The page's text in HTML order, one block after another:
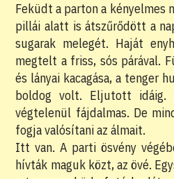
Feküdt a parton a kényelmes
pillái alatt is átszűrődött a
sugarak melegét. Haját
megtelt a friss, sós párával.
és lányai kacagása, a tenger
boldog volt. Eljutott
végtelenül fájdalmas. De
fogja valósítani az álmait.
Itt van. A parti ösvény
hívták maguk közt, az övé.